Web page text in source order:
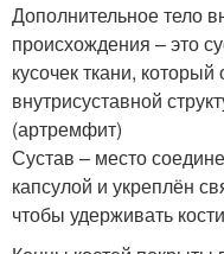
Дополнительное тело
происхождения – это
кусочек ткани,
внутрисуставной
(артремфит)
Сустав – место
капсулой и укреплён
чтобы удерживать